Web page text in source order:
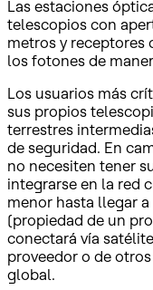
Las estaciones
telescopios con
metros y receptores
los fotones de
Los usuarios más
sus propios
terrestres
de seguridad. En
no necesiten tener
integrarse en la red
menor hasta llegar
(propiedad de un
conectará vía
proveedor o de
global.